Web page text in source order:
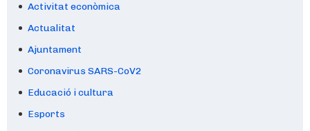
Activitat econòmica
Actualitat
Ajuntament
Coronavirus SARS-CoV2
Educació i cultura
Esports